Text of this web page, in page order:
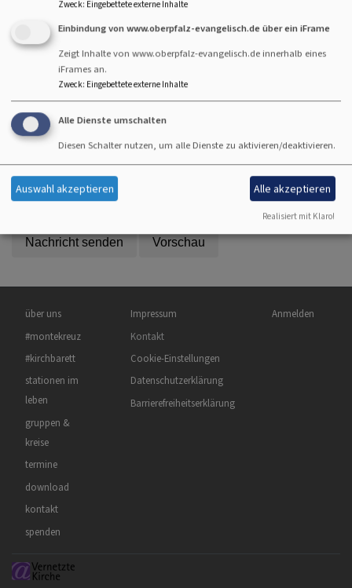
Sie erklären sich damit einverstanden, dass Ihre Daten zur
Bearbeitung Ihres Anliegens verwendet werden. Weitere
Informationen und Widerrufshinweise finden Sie in der
Datenschutzerklärung.
CAPTCHA
Math question (11 + 1 =)
Lösen Sie diese einfache mathematische Aufgabe und geben das
Ergebnis ein. z.B. Geben Sie für 1+3 eine 4 ein.
Diese Frage dient der Vermeidung von Spam.
Hauptnavigation
über uns
#montekreuz
#kirchbarett
stationen im
leben
gruppen &
kreise
termine
download
kontakt
spenden
Fußbereichsmenü
Impressum
Kontakt
Cookie-Einstellungen
Datenschutzerklärung
Barrierefreiheitserklärung
Benutzermenü
Anmelden
Zweck: Eingebettete externe Inhalte
Einbindung von www.oberpfalz-evangelisch.de über ein iFrame
Zeigt Inhalte von www.oberpfalz-evangelisch.de innerhalb eines
iFrames an.
Zweck: Eingebettete externe Inhalte
Alle Dienste umschalten
Diesen Schalter nutzen, um alle Dienste zu aktivieren/deaktivieren.
Auswahl akzeptieren Alle akzeptieren
Realisiert mit Klaro!